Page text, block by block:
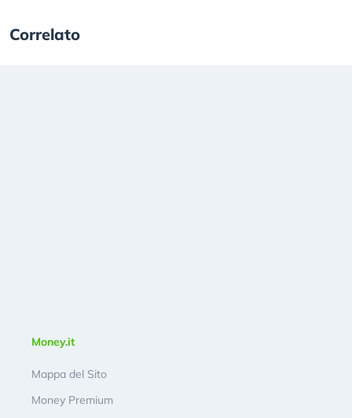
Correlato
Money.it
Mappa del Sito
Money Premium